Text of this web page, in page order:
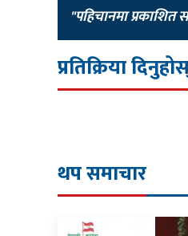
"पहिचानमा प्रकाशित
प्रतिक्रिया
थप समाचार